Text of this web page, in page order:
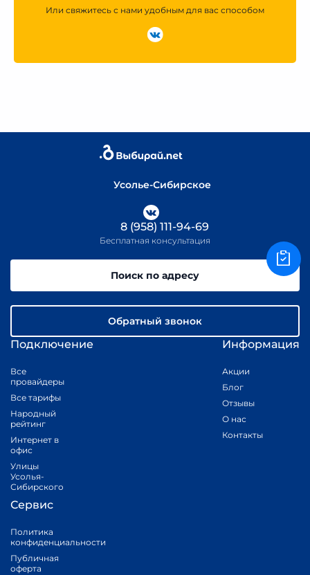
Или свяжитесь с нами удобным для вас способом
Усолье-Сибирское
Подключение
Все
провайдеры
Все тарифы
Народный
рейтинг
Интернет в
офис
Улицы
Усолья-
Сибирского
Информация
Акции
Блог
Отзывы
О нас
Контакты
Сервис
Политика
конфиденциальности
Публичная
оферта
8 (958) 111-94-69
Бесплатная консультация
Поиск по адресу
Обратный звонок